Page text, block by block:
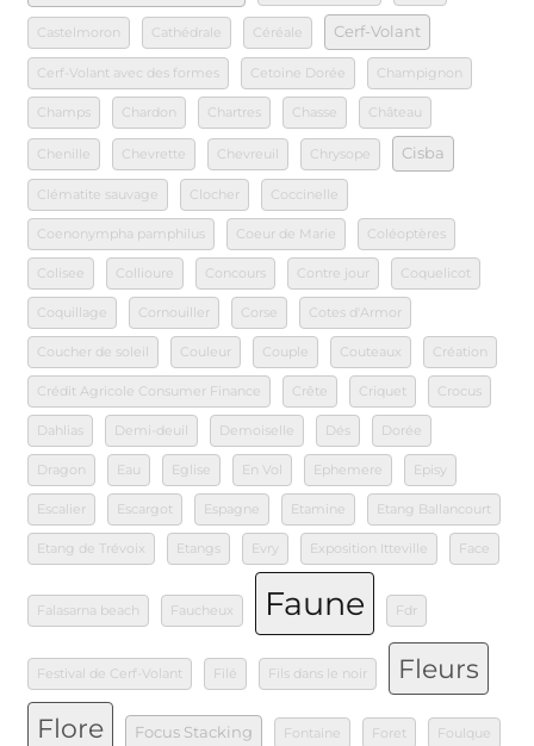
Castelmoron Cathédrale Céréale Cerf-Volant
Cerf-Volant avec des formes Cetoine Dorée Champignon
Champs Chardon Chartres Chasse Château
Chenille Chevrette Chevreuil Chrysope Cisba
Clématite sauvage Clocher Coccinelle
Coenonympha pamphilus Coeur de Marie Coléoptères
Colisee Collioure Concours Contre jour Coquelicot
Coquillage Cornouiller Corse Cotes d'Armor
Coucher de soleil Couleur Couple Couteaux Création
Crédit Agricole Consumer Finance Crête Criquet Crocus
Dahlias Demi-deuil Demoiselle Dés Dorée
Dragon Eau Eglise En Vol Ephemere Episy
Escalier Escargot Espagne Etamine Etang Ballancourt
Etang de Trévoix Etangs Evry Exposition Itteville Face
Falasarna beach Faucheux Faune Fdr
Festival de Cerf-Volant Filé Fils dans le noir
Fleurs
Flore
Focus Stacking Fontaine Foret Foulque